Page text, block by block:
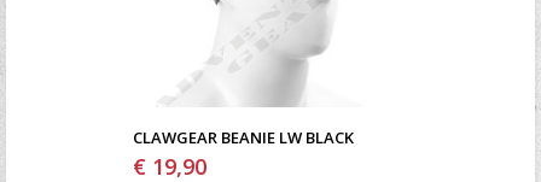
CLAWGEAR BEANIE LW BLACK
€ 19,90